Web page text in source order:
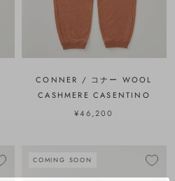
CONNER / コナー WOOL
CASHMERE CASENTINO
¥46,200
COMING SOON